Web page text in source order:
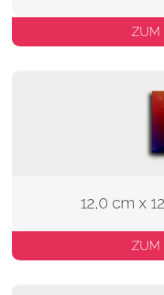
ZUM
12,0 cm x
ZUM